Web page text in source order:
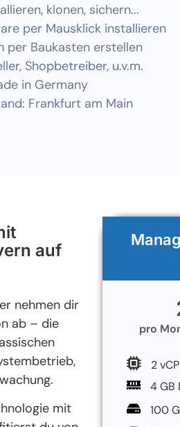
klonen, sichern...
per Mausklick installieren
per Baukasten erstellen
Shopbetreiber, u.v.m.
in Germany
Frankfurt am Main
auf
nehmen dir
ab – die
mit
pro
2
4 GB
100